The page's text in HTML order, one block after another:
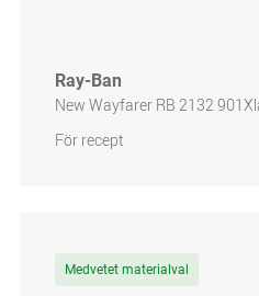
Ray-Ban
New Wayfarer RB 2132
För recept
Medvetet materialval